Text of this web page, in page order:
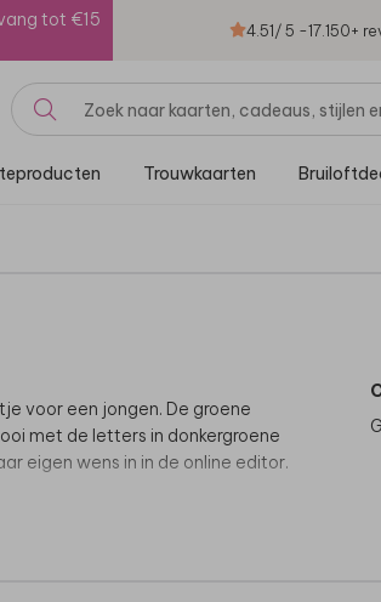
tot €15
4.51/ 5 -17.150+
Trouwkaarten
voor een jongen. De groene
met de letters in donkergroene
eigen wens in in de online editor.
foto's en afbeeldingen uit onze